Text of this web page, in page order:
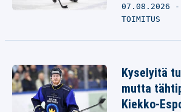
07.08.2026
TOIMITUS
Kyselyitä
mutta
Kiekko-